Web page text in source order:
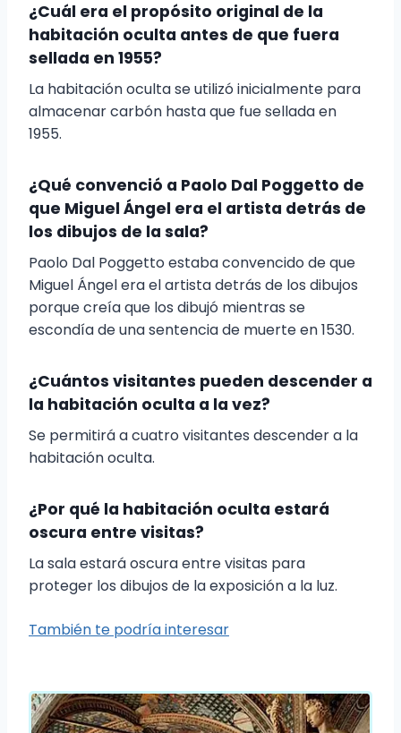
¿Cuál era el propósito original de la
habitación oculta antes de que fuera
sellada en 1955?
La habitación oculta se utilizó inicialmente para
almacenar carbón hasta que fue sellada en
1955.
¿Qué convenció a Paolo Dal Poggetto de
que Miguel Ángel era el artista detrás de
los dibujos de la sala?
Paolo Dal Poggetto estaba convencido de que
Miguel Ángel era el artista detrás de los dibujos
porque creía que los dibujó mientras se
escondía de una sentencia de muerte en 1530.
¿Cuántos visitantes pueden descender a
la habitación oculta a la vez?
Se permitirá a cuatro visitantes descender a la
habitación oculta.
¿Por qué la habitación oculta estará
oscura entre visitas?
La sala estará oscura entre visitas para
proteger los dibujos de la exposición a la luz.
También te podría interesar